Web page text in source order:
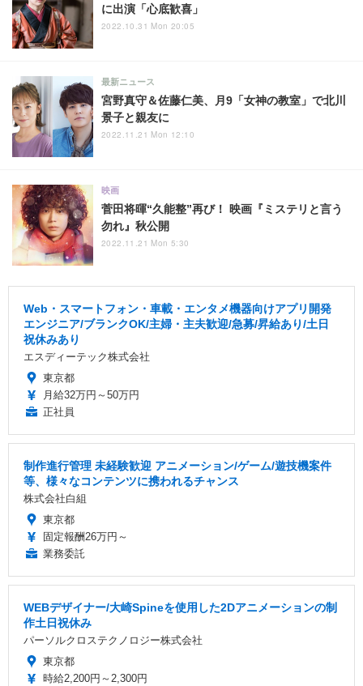
に出演「心底歓喜」
2022.10.31 Mon 20:05
宮野真守＆佐藤仁美、月9「女神の教室」で北川
景子と親友に
最新ニュース
2022.11.21 Mon 12:10
菅田将暉“久能整”再び！ 映画『ミステリと言う
勿れ』秋公開
映画
2022.11.21 Mon 5:30
Web・スマートフォン・車載・エンタメ機器向けアプリ開発
エンジニア/ブランクOK/主婦・主夫歓迎/急募/昇給あり/土日
祝休みあり
エスディーテック株式会社
東京都
月給32万円～50万円
正社員
制作進行管理 未経験歓迎 アニメーション/ゲーム/遊技機案件
等、様々なコンテンツに携われるチャンス
株式会社白組
東京都
固定報酬26万円～
業務委託
WEBデザイナー/大崎Spineを使用した2Dアニメーションの制
作土日祝休み
パーソルクロステクノロジー株式会社
東京都
時給2,200円～2,300円